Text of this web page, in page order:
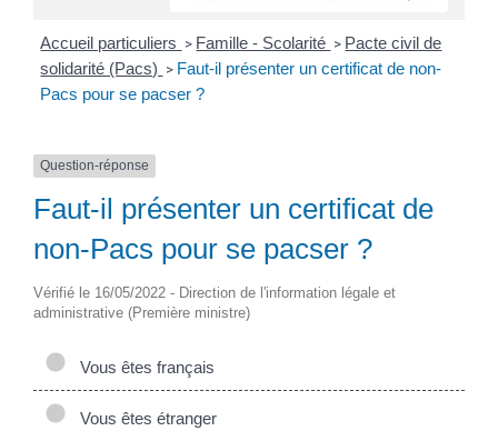
Accueil particuliers > Famille - Scolarité > Pacte civil de
solidarité (Pacs) > Faut-il présenter un certificat de non-
Pacs pour se pacser ?
Question-réponse
Faut-il présenter un certificat de
non-Pacs pour se pacser ?
Vérifié le 16/05/2022 - Direction de l'information légale et
administrative (Première ministre)
Vous êtes français
Vous êtes étranger